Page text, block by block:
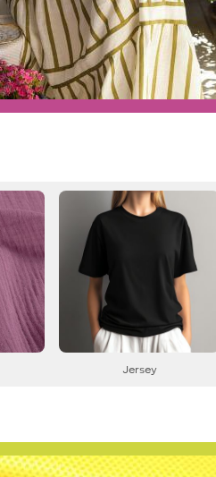
Jersey